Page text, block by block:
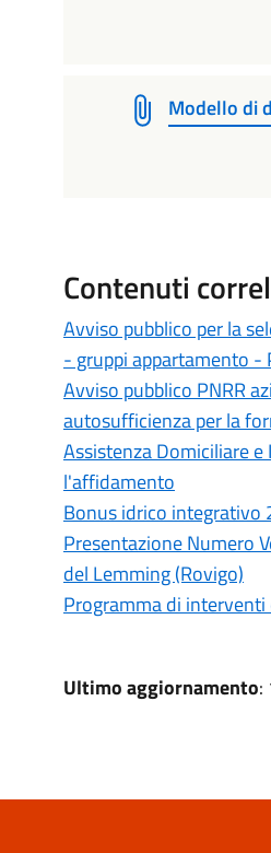
Modello di
Contenuti
Avviso pubblico per la
- gruppi appartamento -
Avviso pubblico PNRR
autosufficienza per la
Assistenza Domiciliare
l'affidamento
Bonus idrico integrativo
Presentazione Numero
del Lemming (Rovigo)
Programma di
Ultimo aggiornamento: